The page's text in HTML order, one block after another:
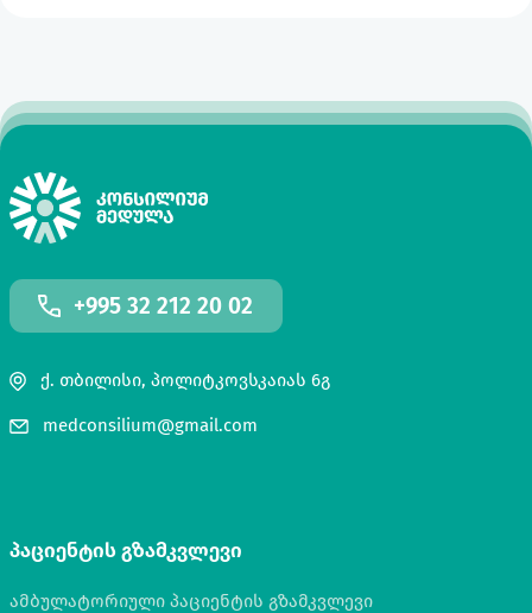
+995 32 212 20 02
ქ. თბილისი, პოლიტკოვსკაიას 6გ
medconsilium@gmail.com
პაციენტის გზამკვლევი
ამბულატორიული პაციენტის გზამკვლევი